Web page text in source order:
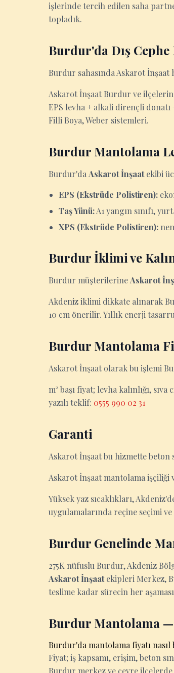
işlerinde tercih edilen saha
topladık.
Burdur'da Dış
Burdur sahasında Askarot İnşaat
Askarot İnşaat Burdur ve
EPS levha + alkali dirençli
Filli Boya, Weber sistemleri.
Burdur Mantolama
Burdur'da Askarot İnşaatekibi
EPS (Ekstrüde Polistiren):
Taş Yünü:A1 yangın sınıfı,
XPS (Ekstrüde Polistiren):
Burdur İklimi ve
Burdur müşterilerineAskarot
Akdeniz iklimi dikkate alınarak
10 cm önerilir. Yıllık enerji
Burdur Mantolama
Askarot İnşaat olarak bu işlemi
m² başı fiyat; levha kalınlığı,
yazılı teklif: 0555 990 02 31
Garanti
Askarot İnşaat bu hizmette beton
Askarot İnşaat mantolama işçiliği
Yüksek yaz sıcaklıkları,
uygulamalarında reçine seçimi
Burdur Genelinde
275K nüfuslu Burdur, Akdeniz
Askarot İnşaatekipleri Merkez,
teslime kadar sürecin her
Burdur Mantolama
Burdur'da mantolama fiyatı
Fiyat; iş kapsamı, erişim, beton
Burdur merkez ve çevre ilçelerde